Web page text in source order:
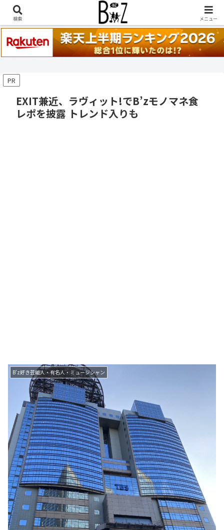
稲葉浩志『en-Zepp』『enⅣ』セトリ一覧はこちら
PR
EXIT兼近、ラヴィット!でB’zモノマネ食
レポを披露 トレンド入りも
B'z好き芸能人・有名人・ミュージシャン
検索 メニュー